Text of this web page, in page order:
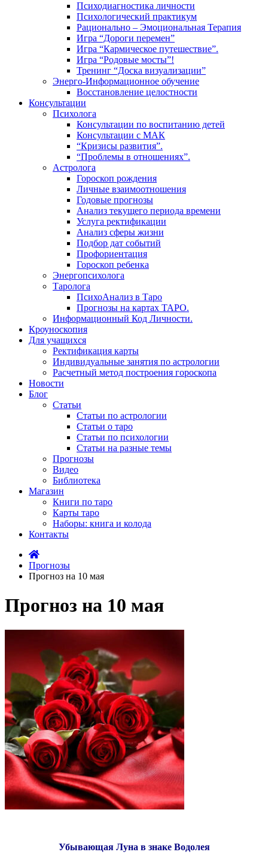
Психодиагностика личности
Психологический практикум
Рационально – Эмоциональная Терапия
Игра “Дороги перемен”
Игра “Кармическое путешествие”.
Игра “Родовые мосты”!
Тренинг “Доска визуализации”
Энерго-Информационное обучение
Восстановление целостности
Консультации
Психолога
Консультации по воспитанию детей
Консультации с МАК
“Кризисы развития”.
“Проблемы в отношениях”.
Астролога
Гороскоп рождения
Личные взаимоотношения
Годовые прогнозы
Анализ текущего периода времени
Услуга ректификации
Анализ сферы жизни
Подбор дат событий
Профориентация
Гороскоп ребенка
Энергопсихолога
Таролога
ПсихоАнализ в Таро
Прогнозы на картах ТАРО.
Информационный Код Личности.
Кроуноскопия
Для учащихся
Ректификация карты
Индивидуальные занятия по астрологии
Расчетный метод построения гороскопа
Новости
Блог
Статьи
Статьи по астрологии
Статьи о таро
Статьи по психологии
Статьи на разные темы
Прогнозы
Видео
Библиотека
Магазин
Книги по таро
Карты таро
Наборы: книга и колода
Контакты
Прогнозы
Прогноз на 10 мая
Прогноз на 10 мая
Убывающая Луна в знаке Водолея